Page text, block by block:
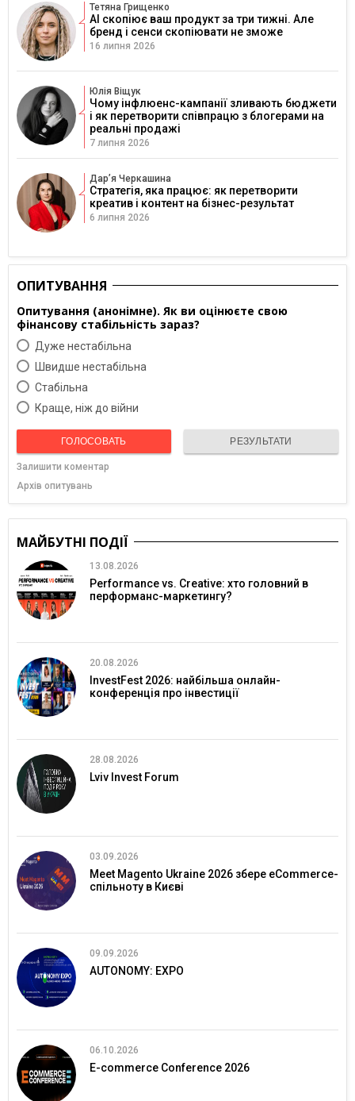
Тетяна Грищенко
AI скопіює ваш продукт за три тижні. Але
бренд і сенси скопіювати не зможе
16 липня 2026
Юлія Віщук
Чому інфлюенс-кампанії зливають бюджети
і як перетворити співпрацю з блогерами на
реальні продажі
7 липня 2026
Дарʼя Черкашина
Стратегія, яка працює: як перетворити
креатив і контент на бізнес-результат
6 липня 2026
ОПИТУВАННЯ
Опитування (анонімне). Як ви оцінюєте свою
фінансову стабільність зараз?
Дуже нестабільна
Швидше нестабільна
Cтабільна
Краще, ніж до війни
ГОЛОСОВАТЬ РЕЗУЛЬТАТИ
Залишити коментар
Архів опитувань
МАЙБУТНІ ПОДІЇ
13.08.2026
Performance vs. Creative: хто головний в
перформанс-маркетингу?
20.08.2026
InvestFest 2026: найбільша онлайн-
конференція про інвестиції
28.08.2026
Lviv Invest Forum
03.09.2026
Meet Magento Ukraine 2026 збере eCommerce-
спільноту в Києві
09.09.2026
AUTONOMY: EXPO
06.10.2026
E-commerce Conference 2026